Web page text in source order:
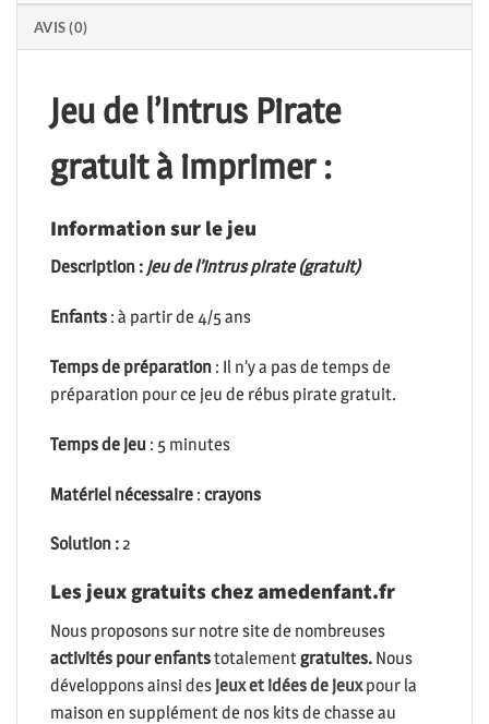
AVIS (0)
Jeu de l’Intrus Pirate
gratuit à imprimer :
Information sur le jeu
Description : jeu de l’intrus pirate (gratuit)
Enfants : à partir de 4/5 ans
Temps de préparation : Il n’y a pas de temps de
préparation pour ce jeu de rébus pirate gratuit.
Temps de jeu : 5 minutes
Matériel nécessaire : crayons
Solution :2
Les jeux gratuits chez amedenfant.fr
Nous proposons sur notre site de nombreuses
activités pour enfantstotalement gratuites. Nous
développons ainsi des jeux et idées de jeux pour la
maison en supplément de nos kits de chasse au